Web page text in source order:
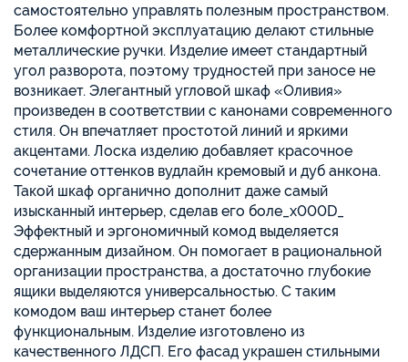
самостоятельно управлять полезным пространством.
Более комфортной эксплуатацию делают стильные
металлические ручки. Изделие имеет стандартный
угол разворота, поэтому трудностей при заносе не
возникает. Элегантный угловой шкаф «Оливия»
произведен в соответствии с канонами современного
стиля. Он впечатляет простотой линий и яркими
акцентами. Лоска изделию добавляет красочное
сочетание оттенков вудлайн кремовый и дуб анкона.
Такой шкаф органично дополнит даже самый
изысканный интерьер, сделав его боле_x000D_
Эффектный и эргономичный комод выделяется
сдержанным дизайном. Он помогает в рациональной
организации пространства, а достаточно глубокие
ящики выделяются универсальностью. С таким
комодом ваш интерьер станет более
функциональным. Изделие изготовлено из
качественного ЛДСП. Его фасад украшен стильными